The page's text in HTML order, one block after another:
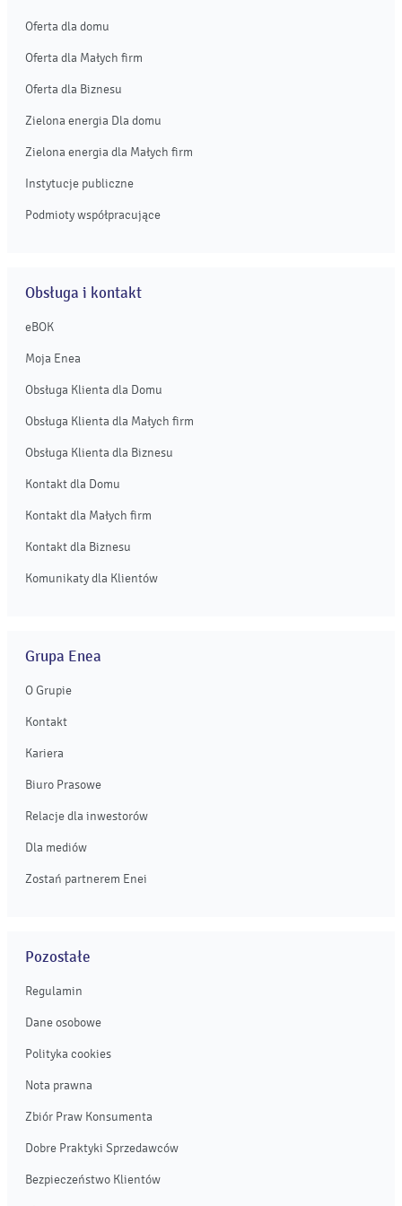
Oferta dla domu
Oferta dla Małych firm
Oferta dla Biznesu
Zielona energia Dla domu
Zielona energia dla Małych firm
Instytucje publiczne
Podmioty współpracujące
Obsługa i kontakt
eBOK
Moja Enea
Obsługa Klienta dla Domu
Obsługa Klienta dla Małych firm
Obsługa Klienta dla Biznesu
Kontakt dla Domu
Kontakt dla Małych firm
Kontakt dla Biznesu
Komunikaty dla Klientów
Grupa Enea
O Grupie
Kontakt
Kariera
Biuro Prasowe
Relacje dla inwestorów
Dla mediów
Zostań partnerem Enei
Pozostałe
Regulamin
Dane osobowe
Polityka cookies
Nota prawna
Zbiór Praw Konsumenta
Dobre Praktyki Sprzedawców
Bezpieczeństwo Klientów